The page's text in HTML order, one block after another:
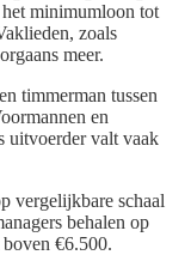
minimumloon tot
zoals
meer.
timmerman tussen
en
uitvoerder valt vaak
vergelijkbare schaal
behalen op
€6.500.